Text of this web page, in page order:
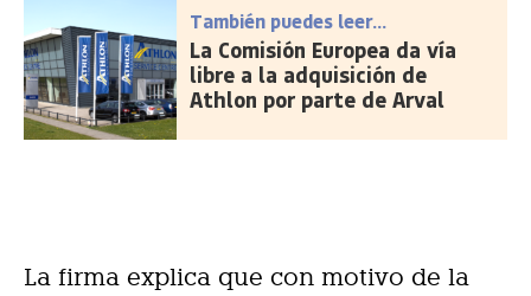
También puedes leer...
La Comisión Europea da vía
libre a la adquisición de
Athlon por parte de Arval
La firma explica que con motivo de la